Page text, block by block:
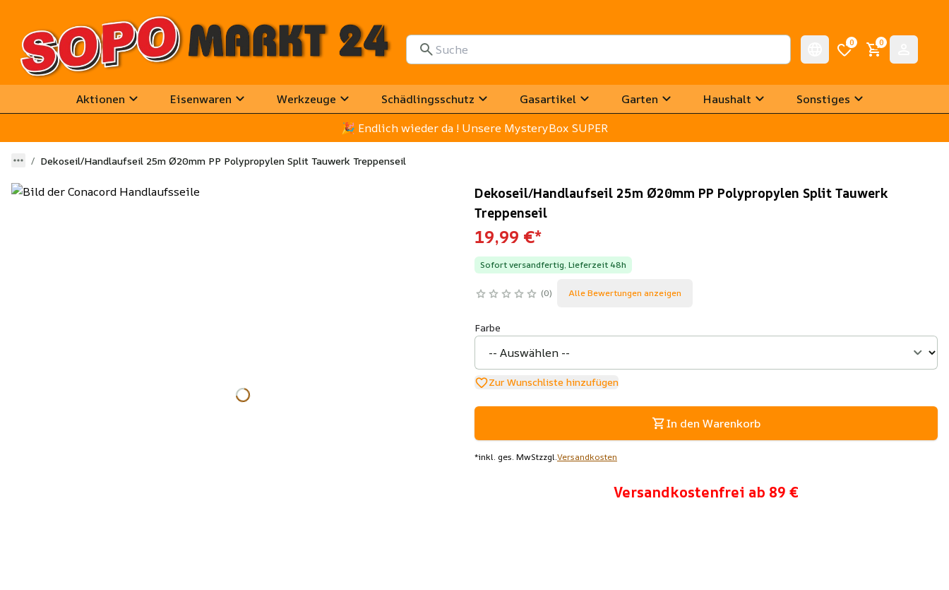
0 0
Aktionen Eisenwaren Werkzeuge Schädlingsschutz Gasartikel Garten Haushalt
Sonstiges
🎉 Endlich wieder da ! Unsere MysteryBox SUPER
Dekoseil/Handlaufseil 25m Ø20mm PP Polypropylen Split Tauwerk Treppenseil
Dekoseil/Handlaufseil 25m Ø20mm PP Polypropylen Split Tauwerk
Treppenseil
19,99 €*
Sofort versandfertig, Lieferzeit 48h
0 Alle Bewertungen anzeigen
Farbe
Zur Wunschliste hinzufügen
In den Warenkorb
*inkl. ges. MwStzzgl.Versandkosten
Versandkostenfrei ab 89 €